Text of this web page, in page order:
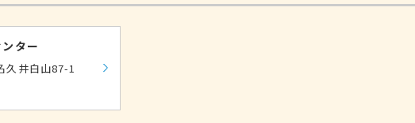
ター
久井白山87-1